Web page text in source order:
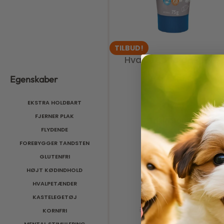
Egenskaber
EKSTRA HOLDBART
FJERNER PLAK
FLYDENDE
FOREBYGGER TANDSTEN
GLUTENFRI
HØJT KØDINDHOLD
HVALPETÆNDER
KASTELEGETØJ
KORNFRI
TILBUD!
Hvalpegodbidder
Trixie Junior
Hvalpegodbid
Paté/Creme
32,00 kr.25,60 kr.